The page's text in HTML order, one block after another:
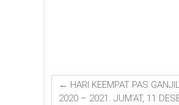
← HARI KEEMPAT PAS
2020 – 2021. JUM’AT, 11